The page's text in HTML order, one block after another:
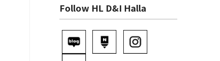
Follow HL D&I Halla